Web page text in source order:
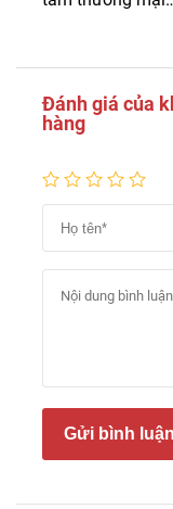
Đánh giá của
hàng
Gửi bình luận